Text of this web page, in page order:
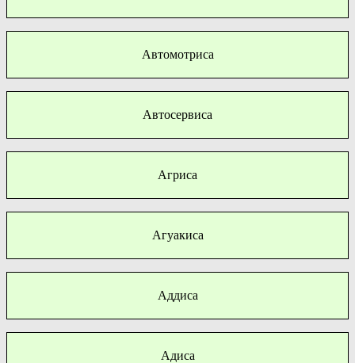
Автомотриса
Автосервиса
Агриса
Агуакиса
Аддиса
Адиса